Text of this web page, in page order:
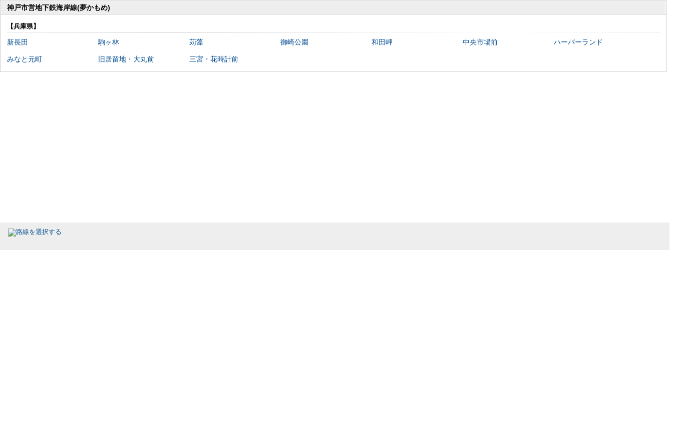
神戸市営地下鉄海岸線(夢かもめ)
【兵庫県】
新長田 駒ヶ林 苅藻 御崎公園 和田岬 中央市場前 ハーバーランド
みなと元町 旧居留地・大丸前 三宮・花時計前